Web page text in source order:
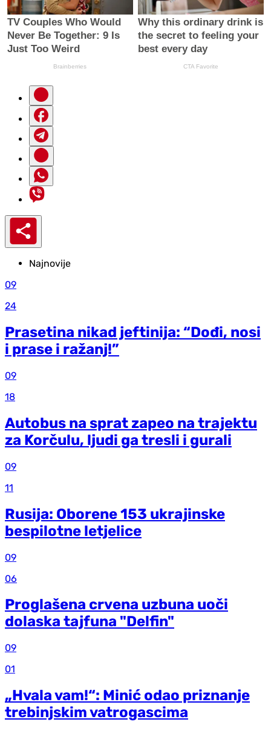
Najnovije
09
24
Prasetina nikad jeftinija: “Dođi, nosi
i prase i ražanj!”
09
18
Autobus na sprat zapeo na trajektu
za Korčulu, ljudi ga tresli i gurali
09
11
Rusija: Oborene 153 ukrajinske
bespilotne letjelice
09
06
Proglašena crvena uzbuna uoči
dolaska tajfuna "Delfin"
09
01
„Hvala vam!“: Minić odao priznanje
trebinjskim vatrogascima